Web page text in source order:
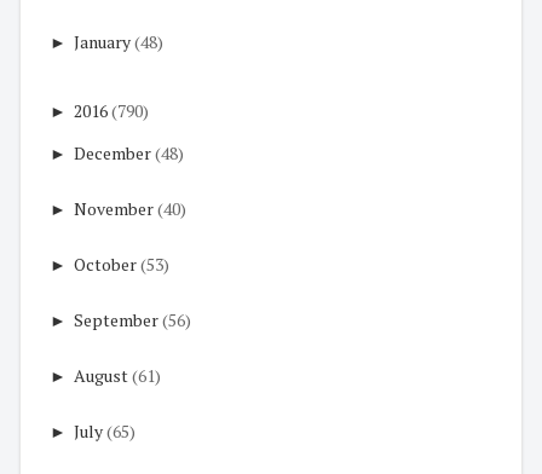
► January(48)
► 2016(790)
► December(48)
► November(40)
► October(53)
► September(56)
► August(61)
► July(65)